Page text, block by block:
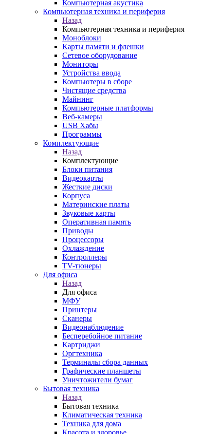
Компьютерная акустика
Компьютерная техника и периферия
Назад
Компьютерная техника и периферия
Моноблоки
Карты памяти и флешки
Сетевое оборудование
Мониторы
Устройства ввода
Компьютеры в сборе
Чистящие средства
Майнинг
Компьютерные платформы
Веб-камеры
USB Хабы
Программы
Комплектующие
Назад
Комплектующие
Блоки питания
Видеокарты
Жесткие диски
Корпуса
Материнские платы
Звуковые карты
Оперативная память
Приводы
Процессоры
Охлаждение
Контроллеры
TV-тюнеры
Для офиса
Назад
Для офиса
МФУ
Принтеры
Сканеры
Видеонаблюдение
Бесперебойное питание
Картриджи
Оргтехника
Терминалы сбора данных
Графические планшеты
Уничтожители бумаг
Бытовая техника
Назад
Бытовая техника
Климатическая техника
Техника для дома
Красота и здоровье